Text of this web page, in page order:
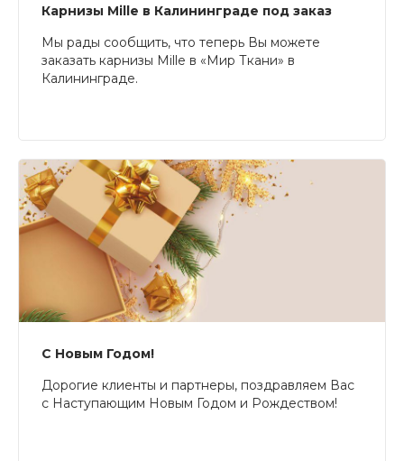
Карнизы Mille в Калининграде под заказ
Мы рады сообщить, что теперь Вы можете
заказать карнизы Mille в «Мир Ткани» в
Калининграде.
С Новым Годом!
Дорогие клиенты и партнеры, поздравляем Вас
с Наступающим Новым Годом и Рождеством!